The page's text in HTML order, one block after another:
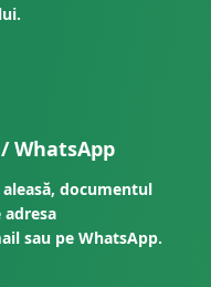
WhatsApp
documentul
sau pe WhatsApp.